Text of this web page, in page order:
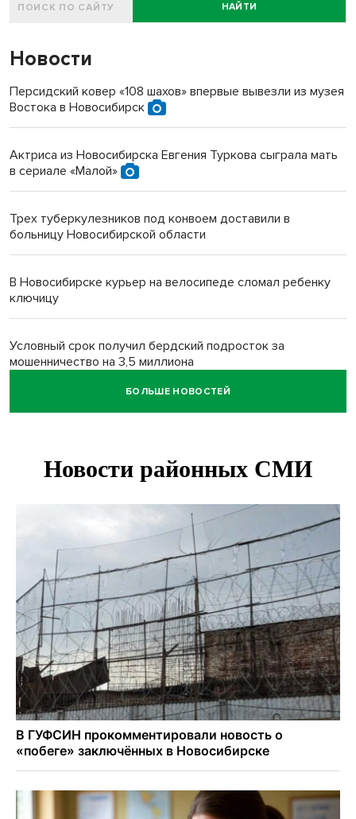
НАЙТИ
Новости
Персидский ковер «108 шахов» впервые вывезли из музея
Востока в Новосибирск
Актриса из Новосибирска Евгения Туркова сыграла мать
в сериале «Малой»
Трех туберкулезников под конвоем доставили в
больницу Новосибирской области
В Новосибирске курьер на велосипеде сломал ребенку
ключицу
Условный срок получил бердский подросток за
мошенничество на 3,5 миллиона
Под Новосибирском рыбак случайно поймал осетра за
Мартышки Бразза с модной стрижкой стали звездами
Премии самому себе обернулись делом для директора
котельных под Новосибирском
Более 7 тысяч новосибирцев получили прибавку к пенсии
от СФР
БОЛЬШЕ НОВОСТЕЙ